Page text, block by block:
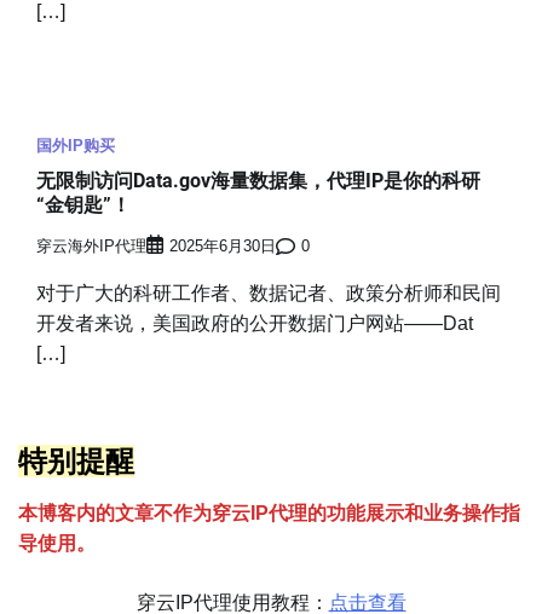
[…]
国外IP购买
无限制访问Data.gov海量数据集，代理IP是你的科研
“金钥匙”！
穿云海外IP代理 2025年6月30日 0
对于广大的科研工作者、数据记者、政策分析师和民间
开发者来说，美国政府的公开数据门户网站——Dat
[…]
特别提醒
本博客内的文章不作为穿云 P代理的功能展示和业务操作指
导使用。
穿云IP代理使用教程： 点击查看